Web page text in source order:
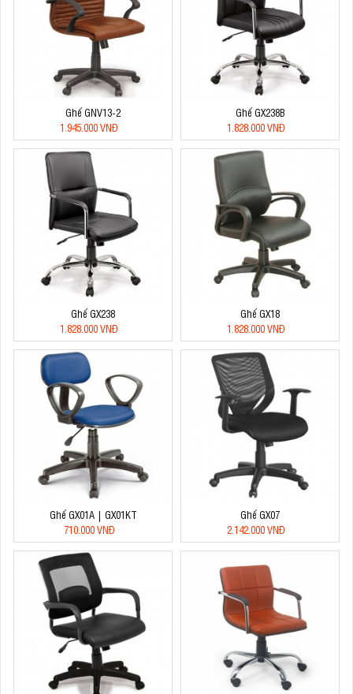
Ghế GNV13-2
1.945.000 VNĐ
Ghế GX238B
1.828.000 VNĐ
Ghế GX238
1.828.000 VNĐ
Ghế GX18
1.828.000 VNĐ
Ghế GX01A | GX01KT
710.000 VNĐ
Ghế GX07
2.142.000 VNĐ